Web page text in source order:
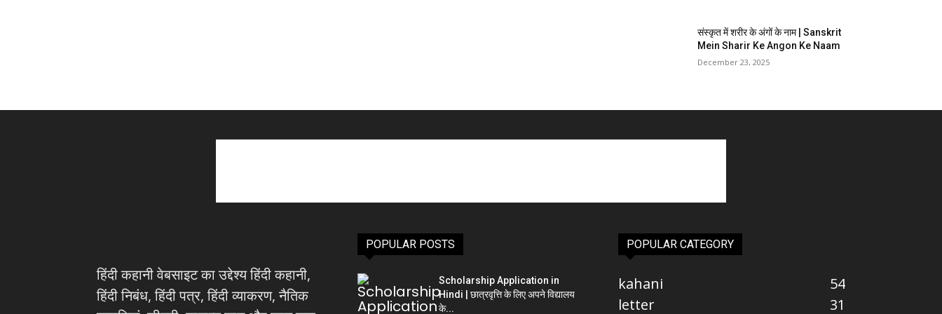
संस्कृत में शरीर के अंगों के नाम | Sanskrit
Mein Sharir Ke Angon Ke Naam
December 23, 2025
हिंदी कहानी वेबसाइट का उद्देश्य हिंदी कहानी,
हिंदी निबंध, हिंदी पत्र, हिंदी व्याकरण, नैतिक
POPULAR POSTS
Scholarship Application in
Hindi | छात्रवृत्ति के लिए अपने विद्यालय
के...
POPULAR CATEGORY
kahani
54
letter
31